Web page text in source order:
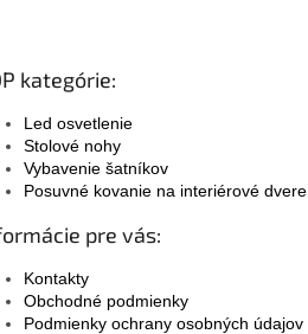
kategórie:
Led osvetlenie
Stolové nohy
Vybavenie šatníkov
Posuvné kovanie na interiérové dvere
pre vás:
Kontakty
Obchodné podmienky
Podmienky ochrany osobných údajov